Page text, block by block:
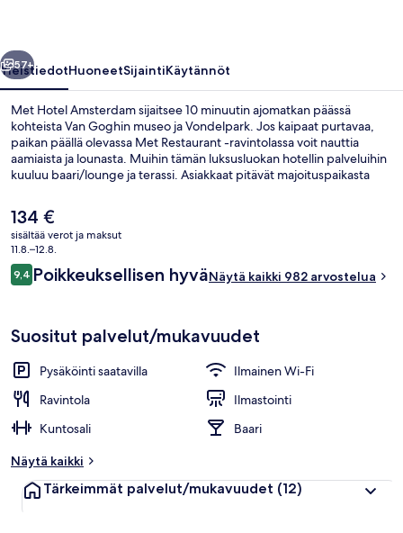
Seuraava
57+
YleistiedotHuoneetSijaintiKäytännöt
Met Hotel Amsterdam sijaitsee 10 minuutin ajomatkan päässä
kohteista Van Goghin museo ja Vondelpark. Jos kaipaat purtavaa,
paikan päällä olevassa Met Restaurant -ravintolassa voit nauttia
aamiaista ja lounasta. Muihin tämän luksusluokan hotellin palveluihin
kuuluu baari/lounge ja terassi. Asiakkaat pitävät majoituspaikasta
Postjeswegin asema sijaitsee 4 minuutin ja Jan Voermanstraatin
pysäkki 11 minuutin kävelymatkan päässä.
Nykyinen
hinta
on
134 €
134 €
sisältää verot ja maksut
11.8.–12.8.
Arvostelut
9,49,4 kautta 10.
Poikkeuksellisen hyväNäytä kaikki 982 arvostelua
Suositut palvelut/mukavuudet
Pysäköinti saatavilla
Ilmainen Wi-Fi
Ravintola
Ilmastointi
Kuntosali
Baari
Näytä kaikki
Tärkeimmät palvelut/mukavuudet (12)